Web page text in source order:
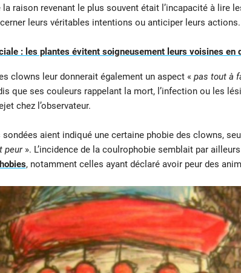
la raison revenant le plus souvent était l’incapacité à lire
leurs véritables intentions ou anticiper leurs actions.
: les plantes évitent soigneusement leurs voisines en
clowns leur donnerait également un aspect « pas tout à
que ses couleurs rappelant la mort, l’infection ou les
chez l’observateur.
sondées aient indiqué une certaine phobie des clowns,
peur». L’incidence de la coulrophobie semblait par
, notamment celles ayant déclaré avoir peur des